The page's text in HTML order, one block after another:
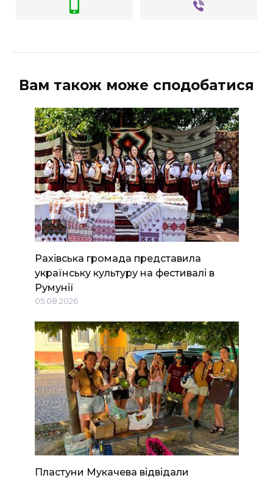
Вам також може сподобатися
Рахівська громада представила
українську культуру на фестивалі в
Румунії
05.08.2026
Пластуни Мукачева відвідали